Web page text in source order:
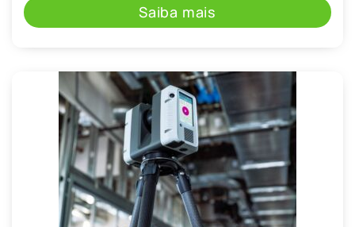
Saiba mais